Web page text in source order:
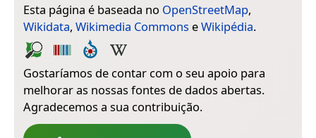
Esta página é baseada no OpenStreetMap,
Wikidata, Wikimedia Commons eWikipédia.
Gostaríamos de contar com o seu apoio para
melhorar as nossas fontes de dados abertas.
Agradecemos a sua contribuição.